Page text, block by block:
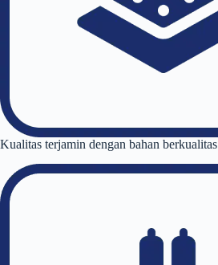
Kualitas terjamin dengan bahan berkualitas